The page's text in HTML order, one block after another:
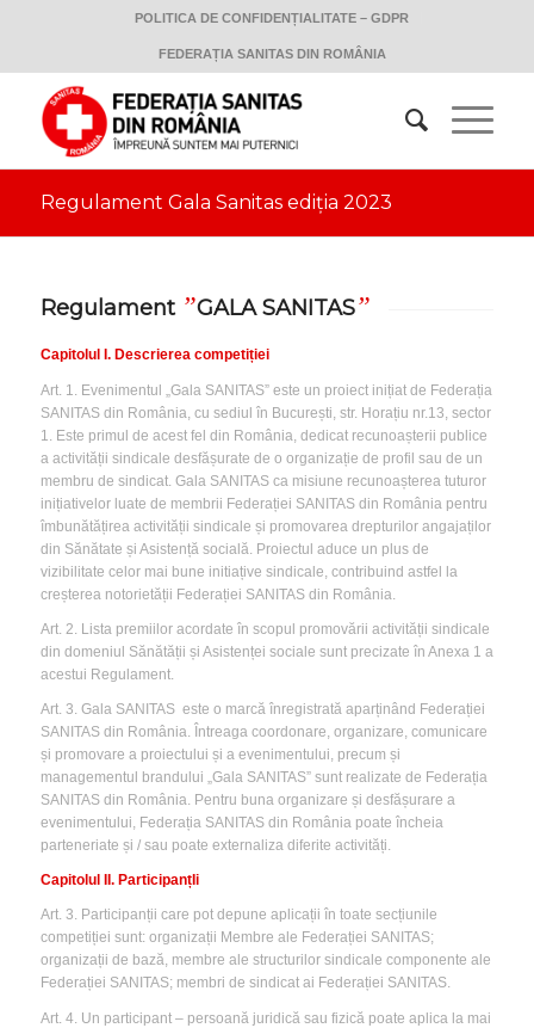
POLITICA DE CONFIDENȚIALITATE – GDPR
FEDERAȚIA SANITAS DIN ROMÂNIA
Regulament Gala Sanitas ediția 2023
Regulament ”GALA SANITAS”
Capitolul I. Descrierea competiției
Art. 1. Evenimentul „Gala SANITAS” este un proiect inițiat de Federația
SANITAS din România, cu sediul în București, str. Horațiu nr.13, sector
1. Este primul de acest fel din România, dedicat recunoașterii publice
a activității sindicale desfășurate de o organizație de profil sau de un
membru de sindicat. Gala SANITAS ca misiune recunoașterea tuturor
inițiativelor luate de membrii Federației SANITAS din România pentru
îmbunătățirea activității sindicale și promovarea drepturilor angajaților
din Sănătate și Asistență socială. Proiectul aduce un plus de
vizibilitate celor mai bune initiațive sindicale, contribuind astfel la
creșterea notorietății Federației SANITAS din România.
Art. 2. Lista premiilor acordate în scopul promovării activității sindicale
din domeniul Sănătății și Asistenței sociale sunt precizate în Anexa 1 a
acestui Regulament.
Art. 3. Gala SANITAS este o marcă înregistrată aparținând Federației
SANITAS din România. Întreaga coordonare, organizare, comunicare
și promovare a proiectului și a evenimentului, precum și
managementul brandului „Gala SANITAS” sunt realizate de Federația
SANITAS din România. Pentru buna organizare și desfășurare a
evenimentului, Federația SANITAS din România poate încheia
parteneriate și / sau poate externaliza diferite activități.
Capitolul II. ParticipanțIi
Art. 3. Participanții care pot depune aplicații în toate secțiunile
competiției sunt: organizații Membre ale Federației SANITAS;
organizații de bază, membre ale structurilor sindicale componente ale
Federației SANITAS; membri de sindicat ai Federației SANITAS.
Art. 4. Un participant – persoană juridică sau fizică poate aplica la mai